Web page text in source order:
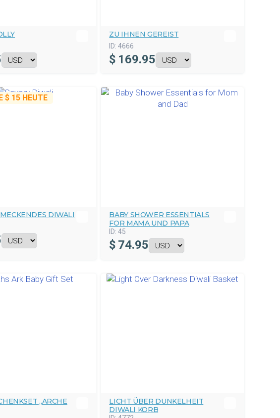
ZU IHNEN GEREIST
ID: 4666
$ 169.95
$ 15HEUTE
DIWALI
BABY SHOWER ESSENTIALS
FOR MAMA UND PAPA
ID: 45
$ 74.95
„ARCHE
LICHT ÜBER DUNKELHEIT
DIWALI KORB